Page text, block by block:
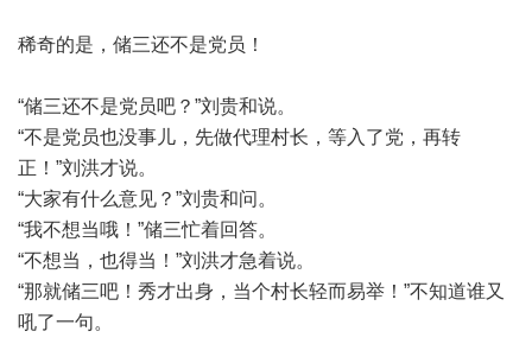
稀奇的是，储三还不是党员！
“储三还不是党员吧？”刘贵和说。
“不是党员也没事儿，先做代理村长，等入了党，再转
正！”刘洪才说。
“大家有什么意见？”刘贵和问。
“我不想当哦！”储三忙着回答。
“不想当，也得当！”刘洪才急着说。
“那就储三吧！秀才出身，当个村长轻而易举！”不知道谁又
吼了一句。